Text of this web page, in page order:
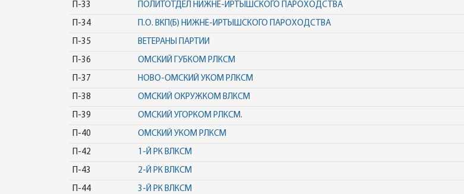
П-33 ПОЛИТОТДЕЛ НИЖНЕ-ИРТЫШСКОГО ПАРОХОДСТВА
П-34 П.О. ВКП(Б) НИЖНЕ-ИРТЫШСКОГО ПАРОХОДСТВА
П-35 ВЕТЕРАНЫ ПАРТИИ
П-36 ОМСКИЙ ГУБКОМ РЛКСМ
П-37 НОВО-ОМСКИЙ УКОМ РЛКСМ
П-38 ОМСКИЙ ОКРУЖКОМ ВЛКСМ
П-39 ОМСКИЙ УГОРКОМ РЛКСМ.
П-40 ОМСКИЙ УКОМ РЛКСМ
П-42 1-Й РК ВЛКСМ
П-43 2-Й РК ВЛКСМ
П-44 3-Й РК ВЛКСМ